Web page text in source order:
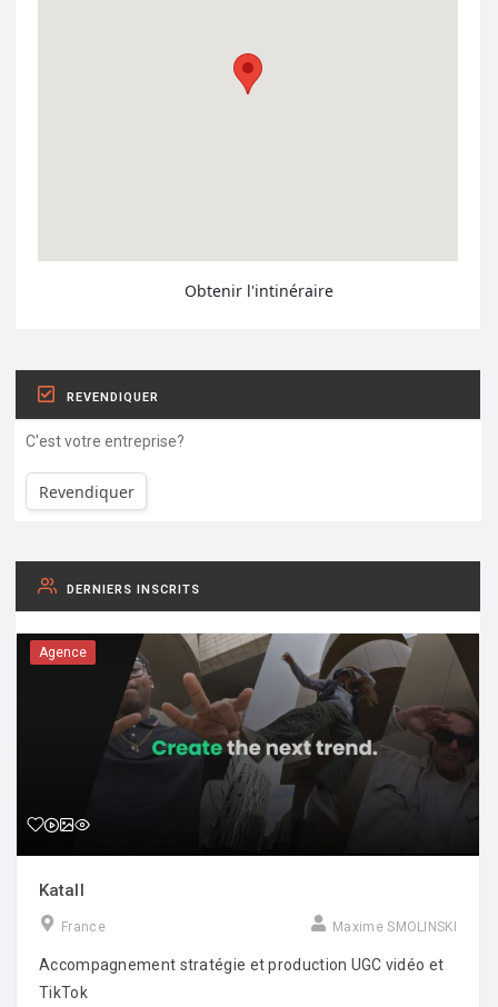
Obtenir l'intinéraire
REVENDIQUER
C'est votre entreprise?
Revendiquer
DERNIERS INSCRITS
Agence
Katall
France Maxime SMOLINSKI
Accompagnement stratégie et production UGC vidéo et
TikTok